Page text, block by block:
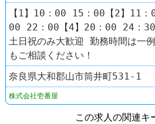
【1】10：00 15：00【2】11
00 22：00【4】20：00 24：
土日祝のみ大歓迎 勤務時間は一
もご相談ください！
奈良県大和郡山市筒井町531-1
株式会社壱番屋
この求人の関連キ